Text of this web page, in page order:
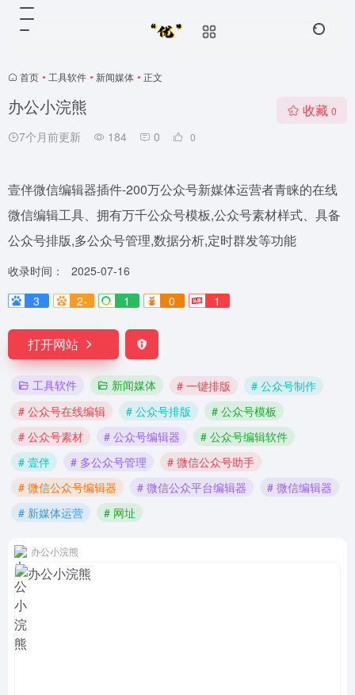
首页 • 工具软件 • 新闻媒体 • 正文
办公小浣熊
7个月前更新 184 0 0
收藏 0
壹伴微信编辑器插件-200万公众号新媒体运营者青睐的在线
微信编辑工具、拥有万千公众号模板,公众号素材样式、具备
公众号排版,多公众号管理,数据分析,定时群发等功能
收录时间：
2025-07-16
3
2- 1 0 1
打开网站
工具软件 新闻媒体 # 一键排版
# 公众号制作
# 公众号在线编辑
# 公众号排版
# 公众号模板
# 公众号素材
# 公众号编辑器
# 公众号编辑软件
# 壹伴
# 多公众号管理
# 微信公众号助手
# 微信公众号编辑器
# 微信公众平台编辑器
# 微信编辑器
# 新媒体运营
# 网址
办公小浣熊